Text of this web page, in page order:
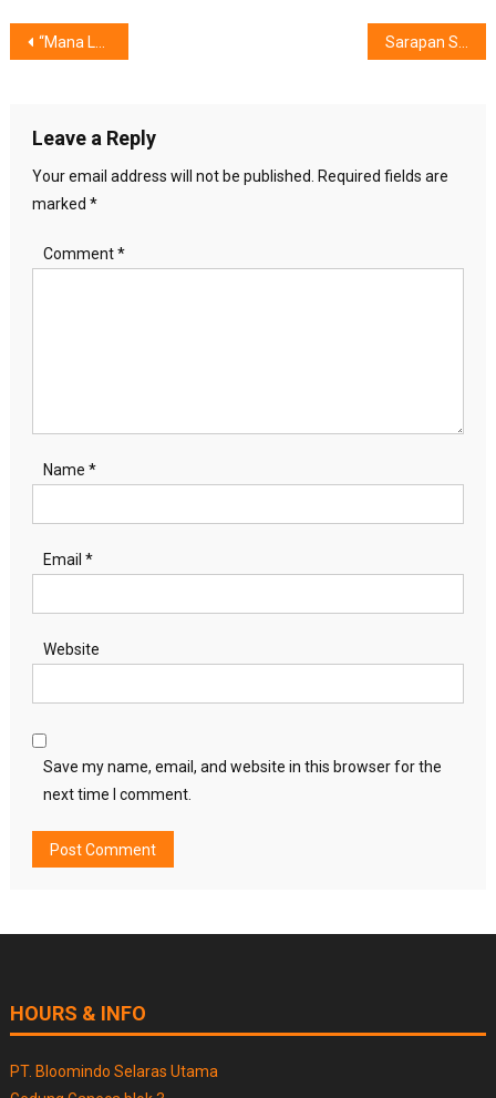
Post
“Mana Lagi” 213.000 Chicken Muffin Gratis ? Sarapan Sehat Bersama Yang Tercinta
Leave a Reply
Your email address will not be published. Required fields are
marked *
Comment*
Name *
Email *
Website
Save my name, email, and website in this browser for the
next time I comment.
HOURS & INFO
PT. Bloomindo Selaras Utama